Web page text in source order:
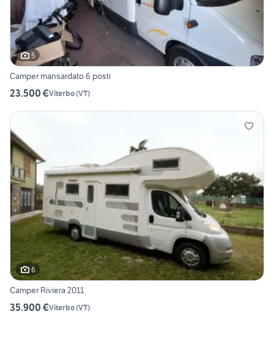
5
Camper mansardato 6 posti
23.500 €Viterbo(VT)
6
Camper Riviera 2011
35.900 €Viterbo(VT)